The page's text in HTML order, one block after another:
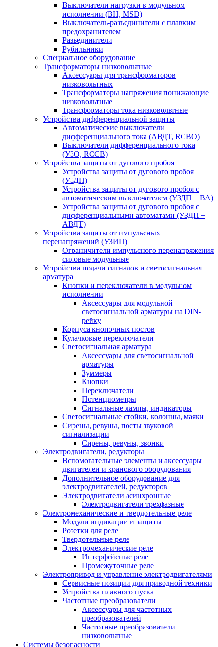
Выключатели нагрузки в модульном
исполнении (ВН, MSD)
Выключатель-разъединители с плавким
предохранителем
Разъединители
Рубильники
Специальное оборудование
Трансформаторы низковольтные
Аксессуары для трансформаторов
низковольтных
Трансформаторы напряжения понижающие
низковольтные
Трансформаторы тока низковольтные
Устройства дифференциальной защиты
Автоматические выключатели
дифференциального тока (АВДТ, RCBO)
Выключатели дифференциального тока
(УЗО, RCCB)
Устройства защиты от дугового пробоя
Устройства защиты от дугового пробоя
(УЗДП)
Устройства защиты от дугового пробоя с
автоматическим выключателем (УЗДП + ВА)
Устройства защиты от дугового пробоя с
дифференциальными автоматами (УЗДП +
АВДТ)
Устройства защиты от импульсных
перенапряжений (УЗИП)
Ограничители импульсного перенапряжения
силовые модульные
Устройства подачи сигналов и светосигнальная
арматура
Кнопки и переключатели в модульном
исполнении
Аксессуары для модульной
светосигнальной арматуры на DIN-
рейку
Корпуса кнопочных постов
Кулачковые переключатели
Светосигнальная арматура
Аксессуары для светосигнальной
арматуры
Зуммеры
Кнопки
Переключатели
Потенциометры
Сигнальные лампы, индикаторы
Светосигнальные стойки, колонны, маяки
Сирены, ревуны, посты звуковой
сигнализации
Сирены, ревуны, звонки
Электродвигатели, редукторы
Вспомогательные элементы и аксессуары
двигателей и кранового оборудования
Дополнительное оборудование для
электродвигателей, редукторов
Электродвигатели асинхронные
Электродвигатели трехфазные
Электромеханические и твердотельные реле
Модули индикации и защиты
Розетки для реле
Твердотельные реле
Электромеханические реле
Интерфейсные реле
Промежуточные реле
Электропривод и управление электродвигателями
Сервисные позиции для приводной техники
Устройства плавного пуска
Частотные преобразователи
Аксессуары для частотных
преобразователей
Частотные преобразователи
низковольтные
Системы безопасности